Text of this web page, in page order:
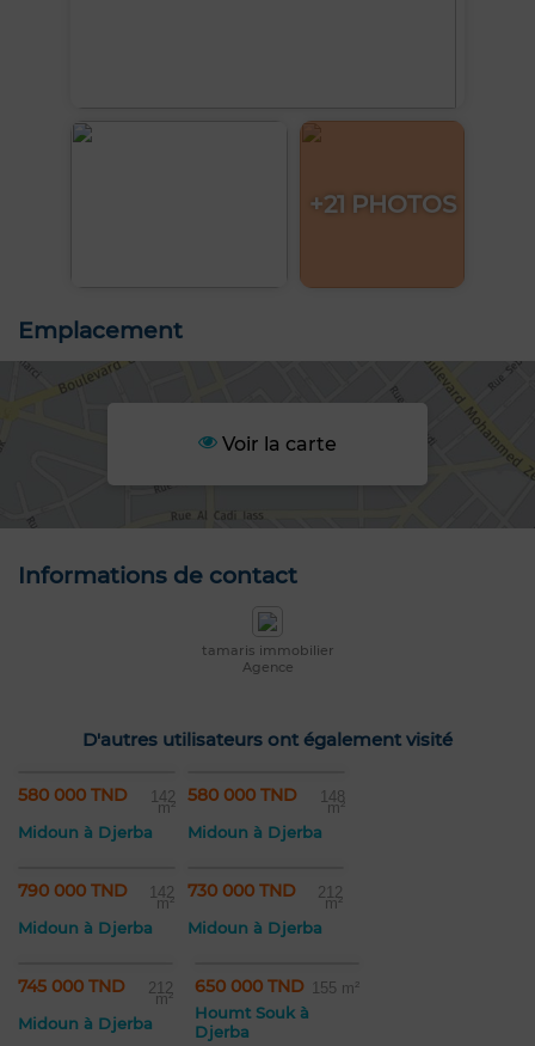
+21 PHOTOS
Emplacement
Voir la carte
Informations de contact
tamaris immobilier
Agence
D'autres utilisateurs ont également visité
580 000 TND 142
m²
Midoun à Djerba
580 000 TND 148
m²
Midoun à Djerba
790 000 TND 142
m²
Midoun à Djerba
730 000 TND 212
m²
Midoun à Djerba
745 000 TND 212
m²
Midoun à Djerba
650 000 TND 155 m²
Houmt Souk à
Djerba